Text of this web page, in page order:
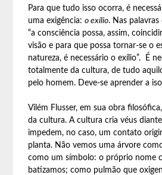
Para que tudo isso ocorra, é
uma exigência:o exílio. Nas
“a consciência possa, assim,
visão e para que possa tornar-se o
natureza, é necessário o exílio”. É
totalmente da cultura, de tudo
pelo homem. Deve-se aprender a
Vilém Flusser, em sua obra
da cultura. A cultura cria véus
impedem, no caso, um contato
planta. Não vemos uma árvore
como um símbolo: o próprio nome
batizamos; como pulmão que